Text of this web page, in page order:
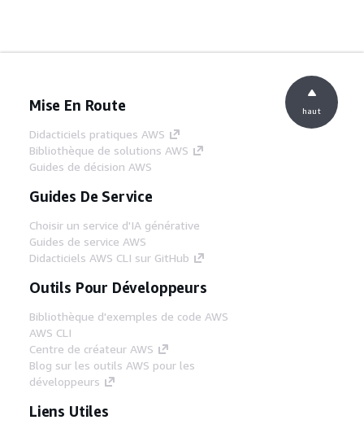
Mise En Route
Didacticiels pratiques AWS
Bibliothèque de solutions AWS
Guides de décision AWS
Guides De Service
Choisir un service d'IA générative
Guides de service AWS
Didacticiels AWS CLI sur GitHub
Outils Pour Développeurs
Bibliothèque d'exemples de code AWS
AWS CLI
Centre de créateur AWS
Blog sur les outils AWS pour les
développeurs
Liens Utiles
haut